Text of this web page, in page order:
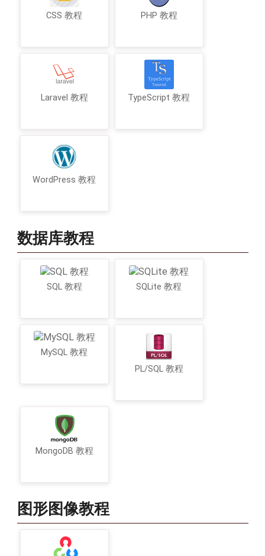
CSS 教程 PHP 教程
Laravel 教程 TypeScript 教程
WordPress 教程
数据库教程
SQL 教程 SQLite 教程
MySQL 教程
PL/SQL 教程
MongoDB 教程
图形图像教程